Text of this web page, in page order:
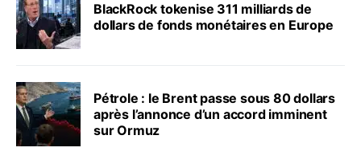
BlackRock tokenise 311 milliards de
dollars de fonds monétaires en Europe
Pétrole : le Brent passe sous 80 dollars
après l’annonce d’un accord imminent
sur Ormuz